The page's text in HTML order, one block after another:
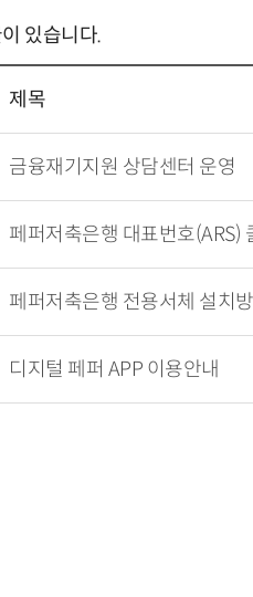
있습니다.
제목
금융재기지원 상담센터 운영
페퍼저축은행 대표번호(ARS)
페퍼저축은행 전용서체 설치
디지털 페퍼 APP 이용안내